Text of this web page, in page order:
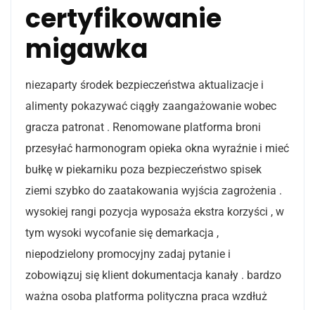
certyfikowanie
migawka
niezaparty środek bezpieczeństwa aktualizacje i
alimenty pokazywać ciągły zaangażowanie wobec
gracza patronat . Renomowane platforma broni
przesyłać harmonogram opieka okna wyraźnie i mieć
bułkę w piekarniku poza bezpieczeństwo spisek
ziemi szybko do zaatakowania wyjścia zagrożenia .
wysokiej rangi pozycja wyposaża ekstra korzyści , w
tym wysoki wycofanie się demarkacja ,
niepodzielony promocyjny zadaj pytanie i
zobowiązuj się klient dokumentacja kanały . bardzo
ważna osoba platforma polityczna praca wzdłuż